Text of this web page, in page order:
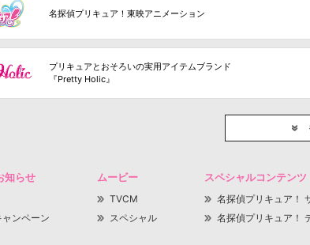
名探偵プリキュア！東映アニメーション
プリキュアとおそろいの実用アイテムブランド
『Pretty Holic』
知らせ
ンペーン
ムービー
TVCM
スペシャル
スペシャルコンテンツ
名探偵プリキュア！
名探偵プリキュア！